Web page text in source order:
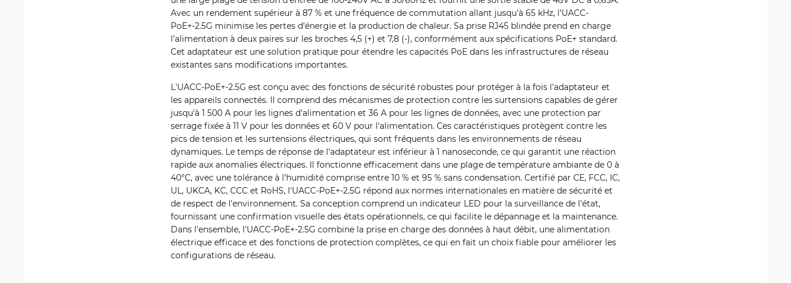
Avec un rendement supérieur à 87 % et une fréquence de commutation allant jusqu'à 65 kHz, l'UACC-
PoE+-2.5G minimise les pertes d'énergie et la production de chaleur. Sa prise RJ45 blindée prend en charge
l'alimentation à deux paires sur les broches 4,5 (+) et 7,8 (-), conformément aux spécifications PoE+ standard.
Cet adaptateur est une solution pratique pour étendre les capacités PoE dans les infrastructures de réseau
existantes sans modifications importantes.
L'UACC-PoE+-2.5G est conçu avec des fonctions de sécurité robustes pour protéger à la fois l'adaptateur et
les appareils connectés. Il comprend des mécanismes de protection contre les surtensions capables de gérer
jusqu'à 1 500 A pour les lignes d'alimentation et 36 A pour les lignes de données, avec une protection par
serrage fixée à 11 V pour les données et 60 V pour l'alimentation. Ces caractéristiques protègent contre les
pics de tension et les surtensions électriques, qui sont fréquents dans les environnements de réseau
dynamiques. Le temps de réponse de l'adaptateur est inférieur à 1 nanoseconde, ce qui garantit une réaction
rapide aux anomalies électriques. Il fonctionne efficacement dans une plage de température ambiante de 0 à
40°C, avec une tolérance à l'humidité comprise entre 10 % et 95 % sans condensation. Certifié par CE, FCC, IC,
UL, UKCA, KC, CCC et RoHS, l'UACC-PoE+-2.5G répond aux normes internationales en matière de sécurité et
de respect de l'environnement. Sa conception comprend un indicateur LED pour la surveillance de l'état,
fournissant une confirmation visuelle des états opérationnels, ce qui facilite le dépannage et la maintenance.
Dans l'ensemble, l'UACC-PoE+-2.5G combine la prise en charge des données à haut débit, une alimentation
électrique efficace et des fonctions de protection complètes, ce qui en fait un choix fiable pour améliorer les
configurations de réseau.